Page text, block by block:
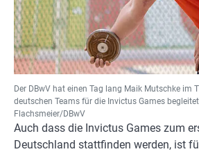
Der DBwV hat einen Tag lang Maik Mutschke im
deutschen Teams für die Invictus Games
Flachsmeier/DBwV
Auch dass die Invictus Games zum
Deutschland stattfinden werden, ist